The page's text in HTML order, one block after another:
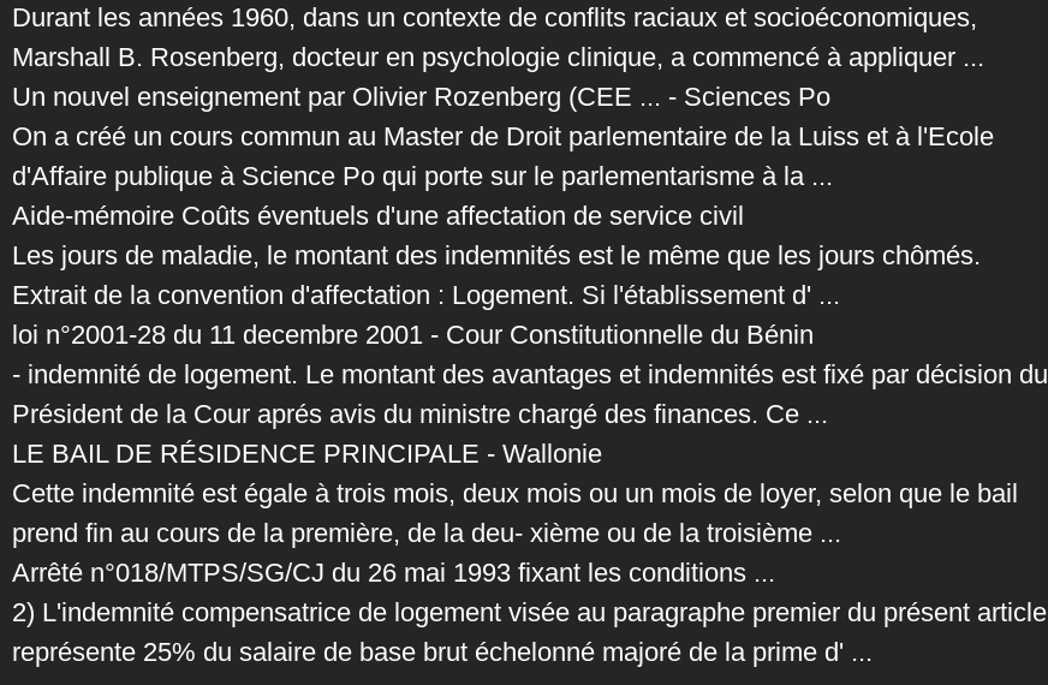
Durant les années 1960, dans un contexte de conflits raciaux et socioéconomiques,
Marshall B. Rosenberg, docteur en psychologie clinique, a commencé à appliquer ...
Un nouvel enseignement par Olivier Rozenberg (CEE ... - Sciences Po
On a créé un cours commun au Master de Droit parlementaire de la Luiss et à l'Ecole
d'Affaire publique à Science Po qui porte sur le parlementarisme à la ...
Aide-mémoire Coûts éventuels d'une affectation de service civil
Les jours de maladie, le montant des indemnités est le même que les jours chômés.
Extrait de la convention d'affectation : Logement. Si l'établissement d' ...
loi n°2001-28 du 11 decembre 2001 - Cour Constitutionnelle du Bénin
- indemnité de logement. Le montant des avantages et indemnités est fixé par décision du
Président de la Cour aprés avis du ministre chargé des finances. Ce ...
LE BAIL DE RÉSIDENCE PRINCIPALE - Wallonie
Cette indemnité est égale à trois mois, deux mois ou un mois de loyer, selon que le bail
prend fin au cours de la première, de la deu- xième ou de la troisième ...
Arrêté n°018/MTPS/SG/CJ du 26 mai 1993 fixant les conditions ...
2) L'indemnité compensatrice de logement visée au paragraphe premier du présent article
représente 25% du salaire de base brut échelonné majoré de la prime d' ...